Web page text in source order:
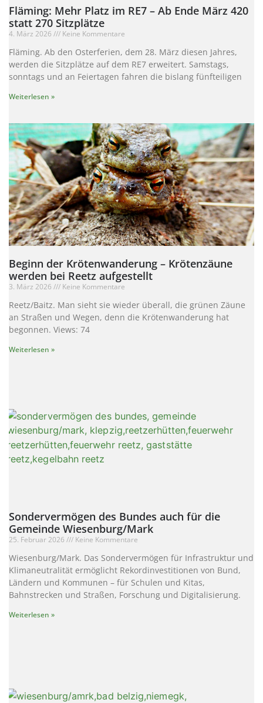
Fläming: Mehr Platz im RE7 – Ab Ende März 420
statt 270 Sitzplätze
4. März 2026 Keine Kommentare
Fläming. Ab den Osterferien, dem 28. März diesen Jahres,
werden die Sitzplätze auf dem RE7 erweitert. Samstags,
sonntags und an Feiertagen fahren die bislang fünfteiligen
Weiterlesen »
Beginn der Krötenwanderung – Krötenzäune
werden bei Reetz aufgestellt
3. März 2026 Keine Kommentare
Reetz/Baitz. Man sieht sie wieder überall, die grünen Zäune
an Straßen und Wegen, denn die Krötenwanderung hat
begonnen. Views: 74
Weiterlesen »
Sondervermögen des Bundes auch für die
Gemeinde Wiesenburg/Mark
25. Februar 2026 Keine Kommentare
Wiesenburg/Mark. Das Sondervermögen für Infrastruktur und
Klimaneutralität ermöglicht Rekordinvestitionen von Bund,
Ländern und Kommunen – für Schulen und Kitas,
Bahnstrecken und Straßen, Forschung und Digitalisierung.
Weiterlesen »